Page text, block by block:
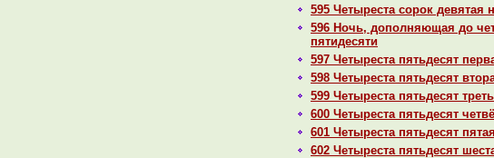
595 Четыреста сорок девятая
596 Ночь, дополняющая до
пятидесяти
597 Четыреста пятьдесят
598 Четыреста пятьдесят
599 Четыреста пятьдесят
600 Четыреста пятьдесят
601 Четыреста пятьдесят
602 Четыреста пятьдесят